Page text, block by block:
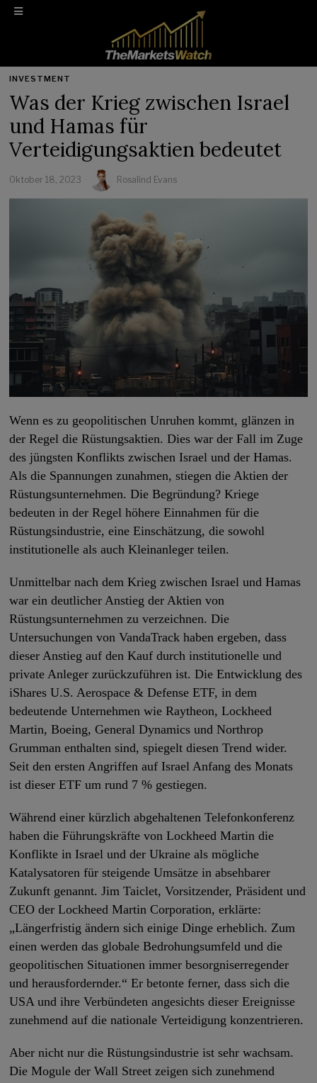
INVESTMENT
Was der Krieg zwischen Israel
und Hamas für
Verteidigungsaktien bedeutet
Oktober 18, 2023 Rosalind Evans
Wenn es zu geopolitischen Unruhen kommt, glänzen in
der Regel die Rüstungsaktien. Dies war der Fall im Zuge
des jüngsten Konflikts zwischen Israel und der Hamas.
Als die Spannungen zunahmen, stiegen die Aktien der
Rüstungsunternehmen. Die Begründung? Kriege
bedeuten in der Regel höhere Einnahmen für die
Rüstungsindustrie, eine Einschätzung, die sowohl
institutionelle als auch Kleinanleger teilen.
Unmittelbar nach dem Krieg zwischen Israel und Hamas
war ein deutlicher Anstieg der Aktien von
Rüstungsunternehmen zu verzeichnen. Die
Untersuchungen von VandaTrack haben ergeben, dass
dieser Anstieg auf den Kauf durch institutionelle und
private Anleger zurückzuführen ist. Die Entwicklung des
iShares U.S. Aerospace & Defense ETF, in dem
bedeutende Unternehmen wie Raytheon, Lockheed
Martin, Boeing, General Dynamics und Northrop
Grumman enthalten sind, spiegelt diesen Trend wider.
Seit den ersten Angriffen auf Israel Anfang des Monats
ist dieser ETF um rund 7 % gestiegen.
Während einer kürzlich abgehaltenen Telefonkonferenz
haben die Führungskräfte von Lockheed Martin die
Konflikte in Israel und der Ukraine als mögliche
Katalysatoren für steigende Umsätze in absehbarer
Zukunft genannt. Jim Taiclet, Vorsitzender, Präsident und
CEO der Lockheed Martin Corporation, erklärte:
„Längerfristig ändern sich einige Dinge erheblich. Zum
einen werden das globale Bedrohungsumfeld und die
geopolitischen Situationen immer besorgniserregender
und herausfordernder.“ Er betonte ferner, dass sich die
USA und ihre Verbündeten angesichts dieser Ereignisse
zunehmend auf die nationale Verteidigung konzentrieren.
Aber nicht nur die Rüstungsindustrie ist sehr wachsam.
Die Mogule der Wall Street zeigen sich zunehmend